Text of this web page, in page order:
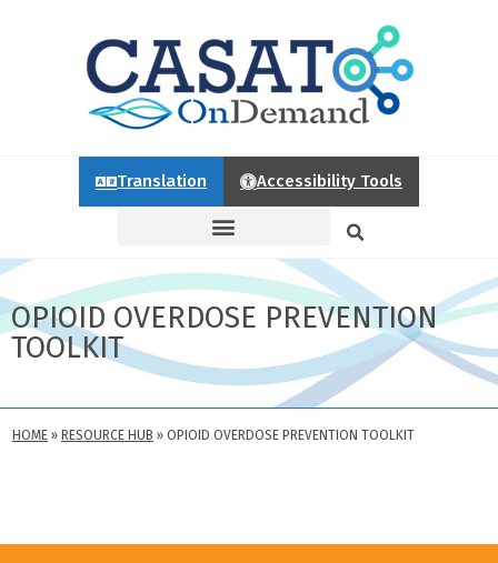
Translation Accessibility Tools
OPIOID OVERDOSE PREVENTION
TOOLKIT
HOME » RESOURCE HUB » OPIOID OVERDOSE PREVENTION TOOLKIT